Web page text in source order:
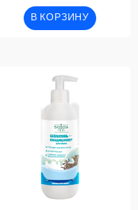
5
В КОРЗИНУ